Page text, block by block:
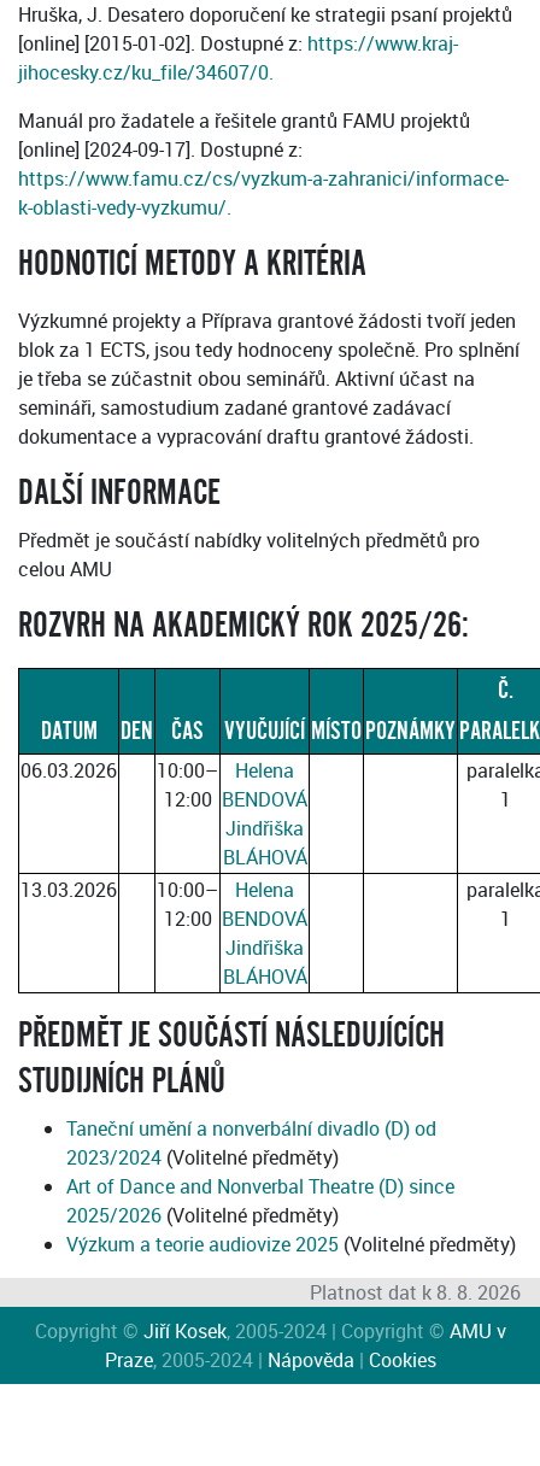
Hruška, J. Desatero doporučení ke strategii psaní projektů
[online] [2015-01-02]. Dostupné z: https://www.kraj-
jihocesky.cz/ku_file/34607/0.
Manuál pro žadatele a řešitele grantů FAMU projektů
[online] [2024-09-17]. Dostupné z:
https://www.famu.cz/cs/vyzkum-a-zahranici/informace-
k-oblasti-vedy-vyzkumu/.
HODNOTICÍ METODY A KRITÉRIA
Výzkumné projekty a Příprava grantové žádosti tvoří jeden
blok za 1 ECTS, jsou tedy hodnoceny společně. Pro splnění
je třeba se zúčastnit obou seminářů. Aktivní účast na
semináři, samostudium zadané grantové zadávací
dokumentace a vypracování draftu grantové žádosti.
DALŠÍ INFORMACE
Předmět je součástí nabídky volitelných předmětů pro
celou AMU
ROZVRH NA AKADEMICKÝ ROK 2025/26:
DATUM DEN ČAS VYUČUJÍCÍ MÍSTO POZNÁMKY
Č.
06.03.2026
10:00–
12:00
Helena
BENDOVÁ
Jindřiška
BLÁHOVÁ
1
13.03.2026
10:00–
12:00
Helena
BENDOVÁ
Jindřiška
BLÁHOVÁ
1
PŘEDMĚT JE SOUČÁSTÍ NÁSLEDUJÍCÍCH
STUDIJNÍCH PLÁNŮ
Taneční umění a nonverbální divadlo (D) od
2023/2024 (Volitelné předměty)
Art of Dance and Nonverbal Theatre (D) since
2025/2026 (Volitelné předměty)
Výzkum a teorie audiovize 2025 (Volitelné předměty)
Platnost dat k 8. 8. 2026
Copyright © Jiří Kosek, 2005-2024 | Copyright © AMU v
Praze, 2005-2024 | Nápověda | Cookies